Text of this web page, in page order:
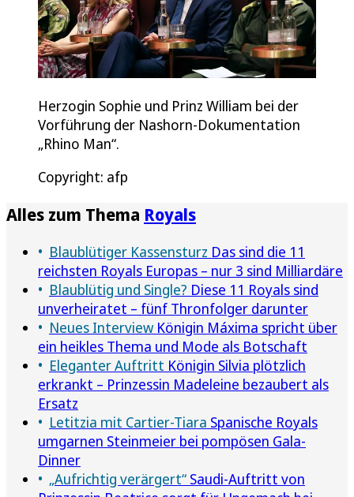
Herzogin Sophie und Prinz William bei der
Vorführung der Nashorn-Dokumentation
„Rhino Man“.
Copyright: afp
Alles zum Thema Royals
Blaublütiger Kassensturz Das sind die 11
reichsten Royals Europas – nur 3 sind Milliardäre
Blaublütig und Single? Diese 11 Royals sind
unverheiratet – fünf Thronfolger darunter
Neues Interview Königin Máxima spricht über
ein heikles Thema und Mode als Botschaft
Eleganter Auftritt Königin Silvia plötzlich
erkrankt – Prinzessin Madeleine bezaubert als
Ersatz
Letitzia mit Cartier-Tiara Spanische Royals
umgarnen Steinmeier bei pompösen Gala-
Dinner
„Aufrichtig verärgert“ Saudi-Auftritt von